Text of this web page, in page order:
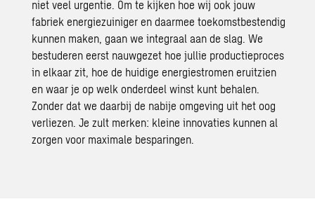
niet veel urgentie. Om te kijken hoe wij ookjouw
fabriek energiezuiniger en daarmee toekomstbestendig
kunnen maken, gaan we integraal aan de slag. We
bestuderen eerst nauwgezet hoejullie productieproces
in elkaar zit, hoe de huidige energiestromen eruitzien
en waar je op welk onderdeel winst kunt behalen.
Zonder dat we daarbij de nabije omgeving uit het oog
verliezen. Je zult merken: kleine innovaties kunnen al
zorgen voor maximale besparingen.